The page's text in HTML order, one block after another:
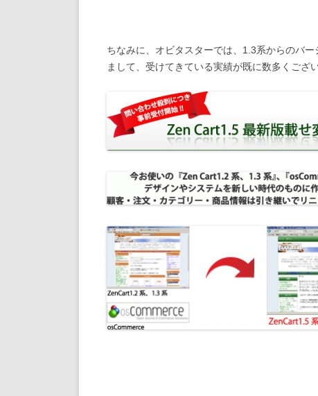
ちなみに、オビタスターでは、1.3系からのバー
まして、受けてきている実績が既に数多くござ